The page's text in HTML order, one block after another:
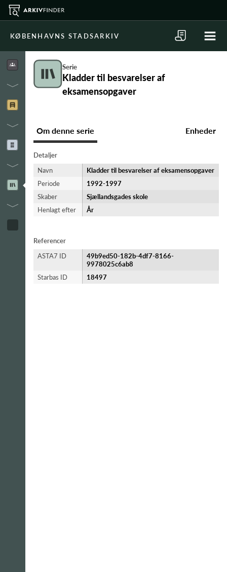
KØBENHAVNS STADSARKIV
Serie
Kladder til besvarelser af
eksamensopgaver
Om denne serie Enheder
Detaljer
Navn
Kladder til besvarelser af eksamensopgaver
Periode
1992-​1997
Skaber
Sjællandsgades skole
Henlagt efter
År
Referencer
ASTA7 ID
49b9ed50-182b-4df7-8166-
9978025c6ab8
Starbas ID
18497